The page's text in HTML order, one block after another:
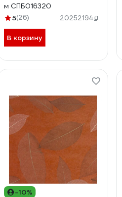
м СПБ016320
5(26) 20252194
В корзину
-10%